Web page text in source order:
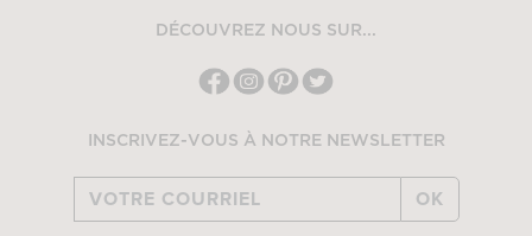
DÉCOUVREZ NOUS SUR...
INSCRIVEZ-VOUS À NOTRE NEWSLETTER
OK